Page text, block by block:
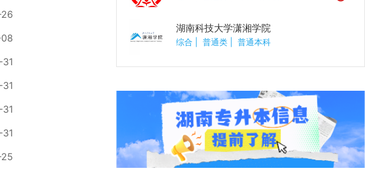
湖南科技大学潇湘学院
综合 普通类 普通本科